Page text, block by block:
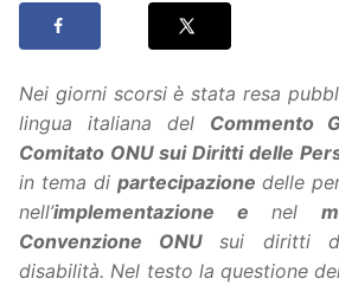
Nei giorni scorsi è stata resa
lingua italiana del Commento
Comitato ONU sui Diritti delle
in tema di partecipazione delle
nell’implementazione e nel
Convenzione ONUsui diritti
disabilità. Nel testo la questione